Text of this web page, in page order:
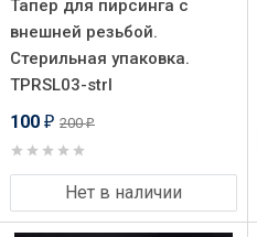
Тапер для пирсинга с
внешней резьбой.
Стерильная упаковка.
TPRSL03-strl
100 ₽ 200₽
Нет в наличии